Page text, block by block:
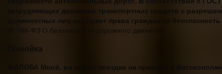
затрудняющих движение транспортных средств с
должностных лиц нарушает права граждан на
№ 196-ФЗ О безопасности дорожного движения.
Помойка
ЖАЛОБА Мной, во время поездки на природу в